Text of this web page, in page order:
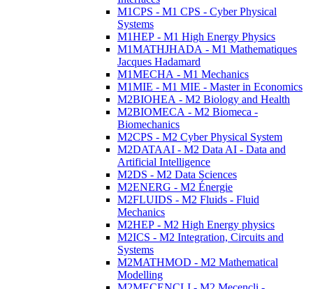
M1CPS - M1 CPS - Cyber Physical
Systems
M1HEP - M1 High Energy Physics
M1MATHJHADA - M1 Mathematiques
Jacques Hadamard
M1MECHA - M1 Mechanics
M1MIE - M1 MIE - Master in Economics
M2BIOHEA - M2 Biology and Health
M2BIOMECA - M2 Biomeca -
Biomechanics
M2CPS - M2 Cyber Physical System
M2DATAAI - M2 Data AI - Data and
Artificial Intelligence
M2DS - M2 Data Sciences
M2ENERG - M2 Énergie
M2FLUIDS - M2 Fluids - Fluid
Mechanics
M2HEP - M2 High Energy physics
M2ICS - M2 Integration, Circuits and
Systems
M2MATHMOD - M2 Mathematical
Modelling